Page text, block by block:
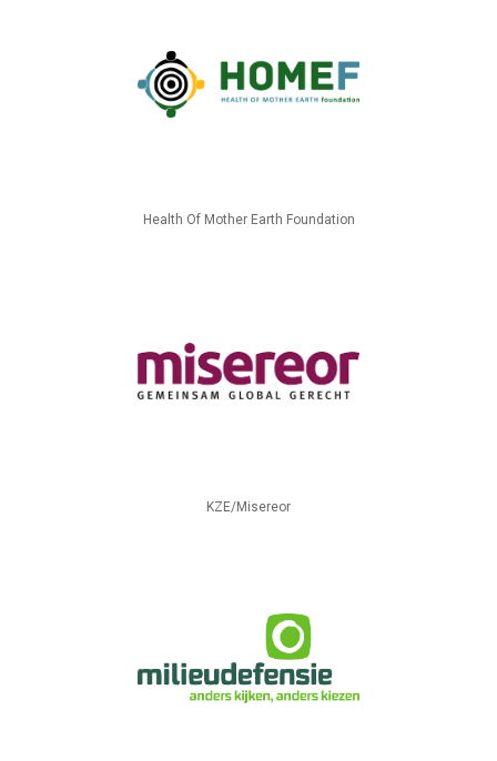
Health Of Mother Earth Foundation
KZE/Misereor